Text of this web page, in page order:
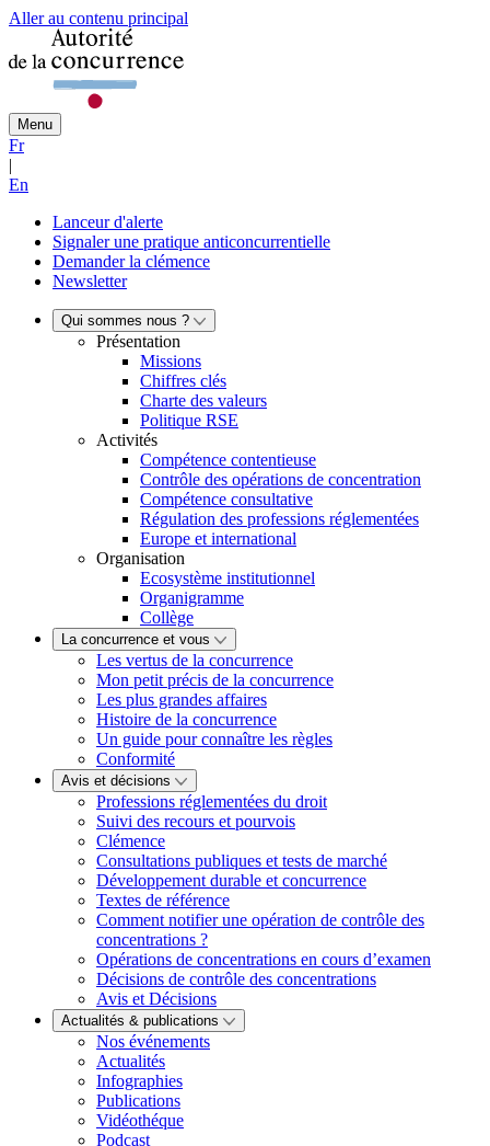
Aller au contenu principal
Menu
Fr
|
En
Lanceur d'alerte
Signaler une pratique anticoncurrentielle
Demander la clémence
Newsletter
Qui sommes nous ?
Présentation
Missions
Chiffres clés
Charte des valeurs
Politique RSE
Activités
Compétence contentieuse
Contrôle des opérations de concentration
Compétence consultative
Régulation des professions réglementées
Europe et international
Organisation
Ecosystème institutionnel
Organigramme
Collège
La concurrence et vous
Les vertus de la concurrence
Mon petit précis de la concurrence
Les plus grandes affaires
Histoire de la concurrence
Un guide pour connaître les règles
Conformité
Avis et décisions
Professions réglementées du droit
Suivi des recours et pourvois
Clémence
Consultations publiques et tests de marché
Développement durable et concurrence
Textes de référence
Comment notifier une opération de contrôle des
concentrations ?
Opérations de concentrations en cours d’examen
Décisions de contrôle des concentrations
Avis et Décisions
Actualités & publications
Nos événements
Actualités
Infographies
Publications
Vidéothéque
Podcast